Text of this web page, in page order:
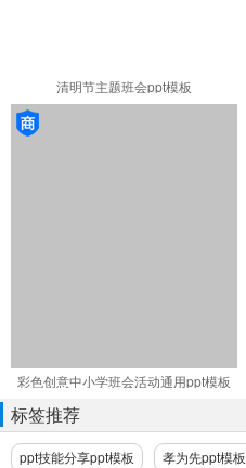
清明节主题班会ppt模板
彩色创意中小学班会活动通用ppt模板
标签推荐
ppt技能分享ppt模板 孝为先ppt模板